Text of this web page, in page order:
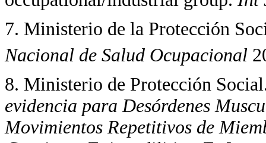
7. Ministerio de la Protección
Nacional de Salud Ocupacional
8. Ministerio de Protección
evidencia para Desórdenes
Movimientos Repetitivos de